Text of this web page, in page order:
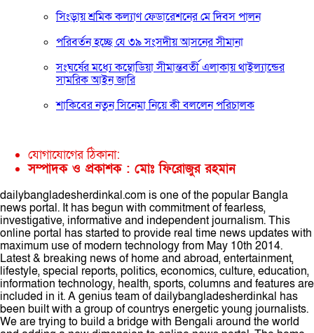
সিংড়ায় শ্রমিক কল্যাণ ফেডারেশনের মে দিবস পালন
পরিবর্তন হচ্ছে যে ৩৯ সংসদীয় আসনের সীমানা
সংঘর্ষের মধ্যে কম্বোডিয়া সীমান্তবর্তী এলাকায় থাইল্যান্ডের
সামরিক আইন জারি
শাকিবের নতুন সিনেমা নিয়ে কী বললেন পরিচালক
যোগাযোগের ঠিকানা:
সম্পাদক ও প্রকাশক : মোঃ ফিরোজুর রহমান
dailybangladesherdinkal.com is one of the popular Bangla
news portal. It has begun with commitment of fearless,
investigative, informative and independent journalism. This
online portal has started to provide real time news updates with
maximum use of modern technology from May 10th 2014.
Latest & breaking news of home and abroad, entertainment,
lifestyle, special reports, politics, economics, culture, education,
information technology, health, sports, columns and features are
included in it. A genius team of dailybangladesherdinkal has
been built with a group of countrys energetic young journalists.
We are trying to build a bridge with Bengali around the world